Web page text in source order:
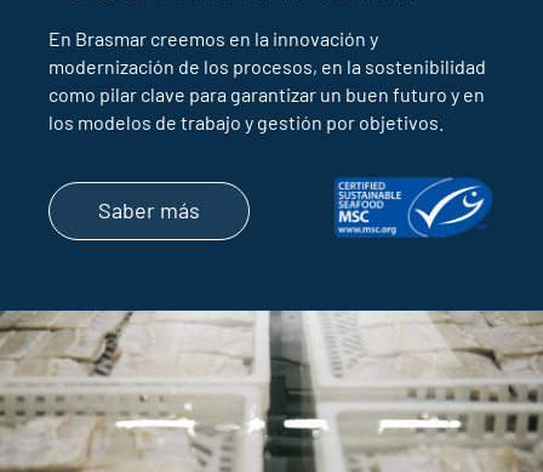
En Brasmar creemos en la innovación y
modernización de los procesos, en la sostenibilidad
como pilar clave para garantizar un buen futuro y en
los modelos de trabajo y gestión por objetivos.
Saber más